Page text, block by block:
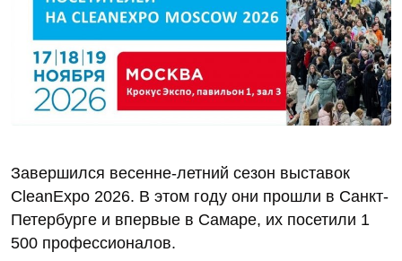
Завершился весенне-летний сезон выставок
CleanExpo 2026. В этом году они прошли в Санкт-
Петербурге и впервые в Самаре, их посетили 1
500 профессионалов.